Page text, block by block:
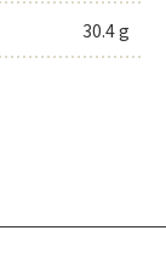
30.4 g